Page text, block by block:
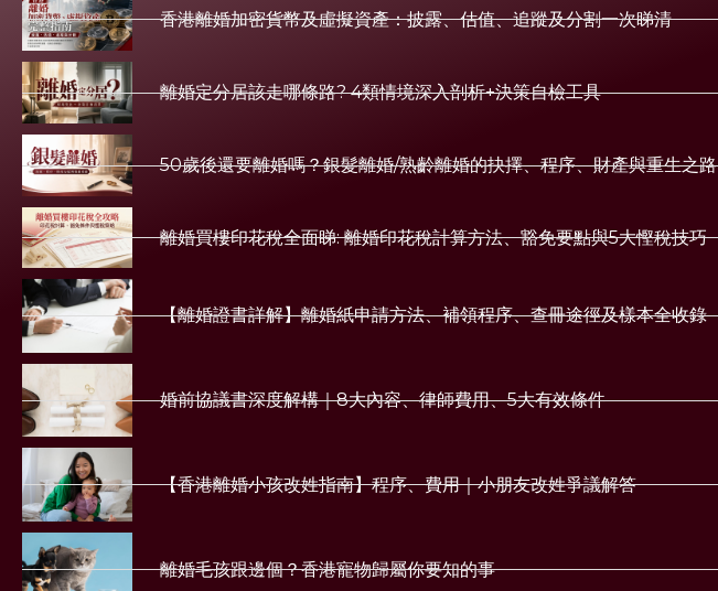
香港離婚加密貨幣及虛擬資產：披露、估值、追蹤及分割一次睇清
離婚定分居該走哪條路? 4類情境深入剖析+決策自檢工具
50歲後還要離婚嗎？銀髮離婚/熟齡離婚的抉擇、程序、財產與重生之路
離婚買樓印花稅全面睇: 離婚印花稅計算方法、豁免要點與5大慳稅技巧
【離婚證書詳解】離婚紙申請方法、補領程序、查冊途徑及樣本全收錄
婚前協議書深度解構｜8大內容、律師費用、5大有效條件
【香港離婚小孩改姓指南】程序、費用｜小朋友改姓爭議解答
離婚毛孩跟邊個？香港寵物歸屬你要知的事